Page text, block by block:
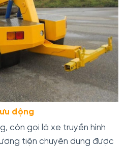
động
còn gọi là xe truyền hình
tiện chuyên dụng được